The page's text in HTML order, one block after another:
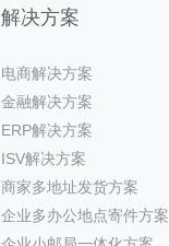
解决方案
电商解决方案
金融解决方案
ERP解决方案
ISV解决方案
商家多地址发货方案
企业多办公地点寄件方案